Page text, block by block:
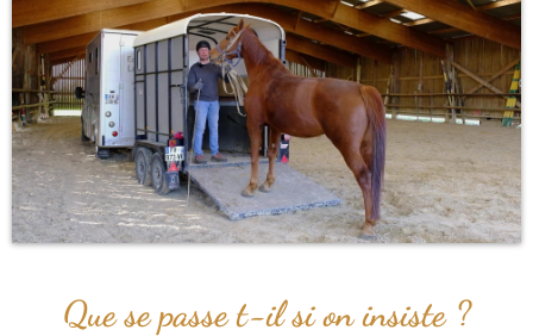
Que se passe t-il si on insiste ?